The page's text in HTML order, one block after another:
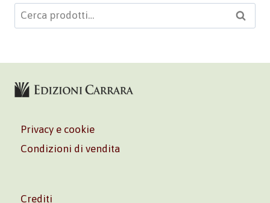
Cerca: Cerca
Privacy e cookie
Condizioni di vendita
Crediti